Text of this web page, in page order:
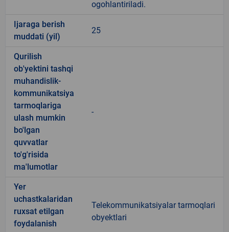
ogohlantiriladi.
Ijaraga berish
muddati (yil)
25
Qurilish
ob'yektini tashqi
muhandislik-
kommunikatsiya
tarmoqlariga
ulash mumkin
bo'lgan
quvvatlar
to'g'risida
ma'lumotlar
-
Yer
uchastkalaridan
ruxsat etilgan
foydalanish
Telekommunikatsiyalar tarmoqlari
obyektlari